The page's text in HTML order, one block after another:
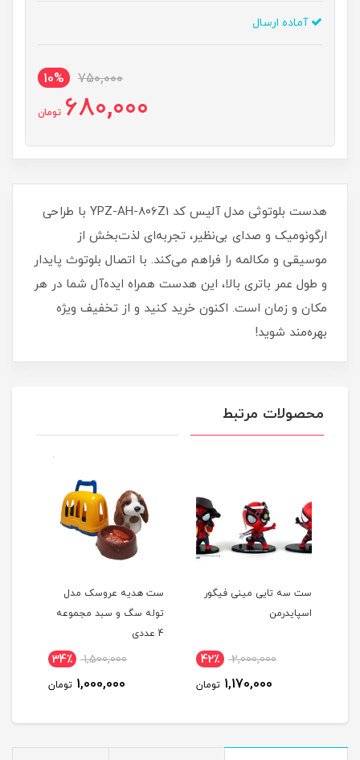
آماده ارسال
750,000
10%
680,000 تومان
هدست بلوتوثی مدل آلیس کد YPZ-AH-806Z1 با طراحی
ارگونومیک و صدای بی‌نظیر، تجربه‌ای لذت‌بخش از
موسیقی و مکالمه را فراهم می‌کند. با اتصال بلوتوث پایدار
و طول عمر باتری بالا، این هدست همراه ایده‌آل شما در هر
مکان و زمان است. اکنون خرید کنید و از تخفیف ویژه
بهره‌مند شوید!
محصولات مرتبط
ست سه تایی مینی فیگور
اسپایدرمن
2,000,000 42٪
1,170,000 تومان
ست هدیه عروسک مدل
توله سگ و سبد مجموعه
4 عددی
1,500,000 34٪
1,000,000 تومان